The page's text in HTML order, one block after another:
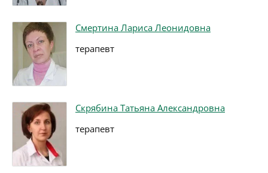
Смертина Лариса Леонидовна
терапевт
Скрябина Татьяна Александровна
терапевт